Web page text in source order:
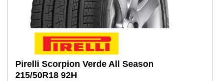
Pirelli Scorpion Verde All Season
215/50R18 92H